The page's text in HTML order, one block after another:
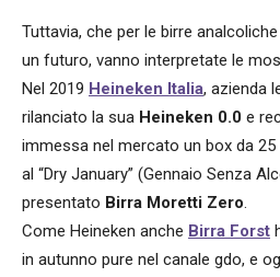
Tuttavia, che per le birre
un futuro, vanno interpretate le
Nel 2019 Heineken Italia, azienda
rilanciato la sua Heineken 0.0 e
immessa nel mercato un box da
al “Dry January” (Gennaio Senza
presentato Birra Moretti Zero.
Come Heineken anche Birra Forst
in autunno pure nel canale gdo, e